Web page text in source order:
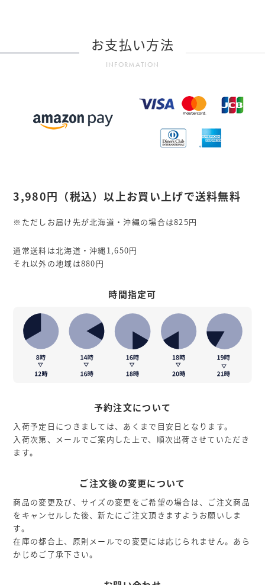
お支払い方法
INFORMATION
3,980円 （税込）以上お買い上げで送料無料
※ただしお届け先が北海道・沖縄の場合は825円
通常送料は北海道・沖縄1,650円
それ以外の地域は880円
時間指定可
予約注文について
入荷予定日につきましては、あくまで目安日となります。
入荷次第、メールでご案内した上で、順次出荷させていただき
ます。
ご注文後の変更について
商品の変更及び、サイズの変更をご希望の場合は、ご注文商品
をキャンセルした後、新たにご注文頂きますようお願いしま
す。
在庫の都合上、原則メールでの変更には応じられません。あら
かじめご了承下さい。